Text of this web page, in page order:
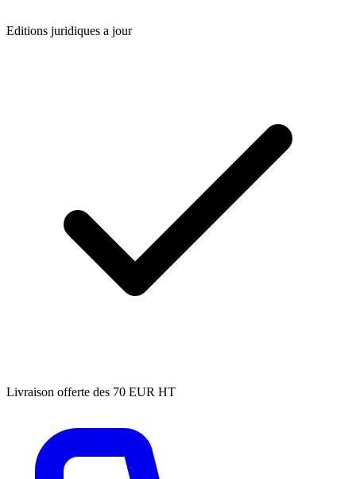
Editions juridiques a jour
Livraison offerte des 70 EUR HT